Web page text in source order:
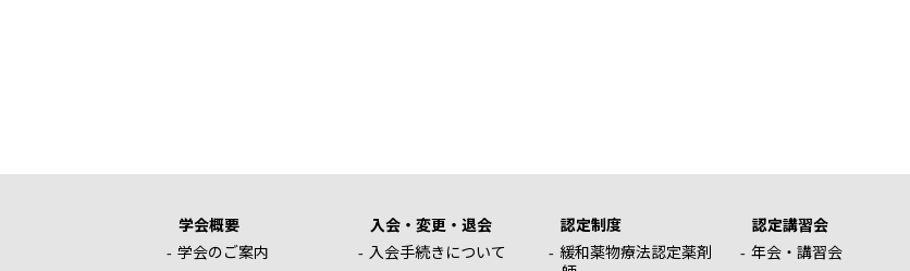
学会概要
学会のご案内
入会・変更・退会
入会手続きについて
認定制度
緩和薬物療法認定薬剤
認定講習会
年会・講習会